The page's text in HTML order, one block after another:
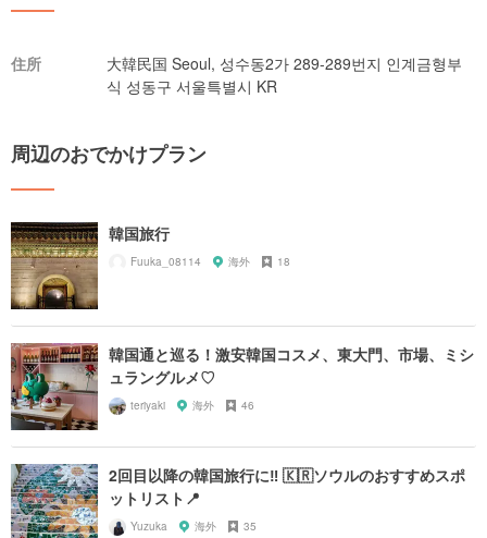
住所
大韓民国 Seoul, 성수동2가 289-289번지 인계금형부
식 성동구 서울특별시 KR
周辺のおでかけプラン
韓国旅行
Fuuka_08114 海外 18
韓国通と巡る！激安韓国コスメ、東大門、市場、ミシ
ュラングルメ♡
teriyaki 海外 46
2回目以降の韓国旅行に‼︎ 🇰🇷ソウルのおすすめスポ
ットリスト📍
Yuzuka 海外 35